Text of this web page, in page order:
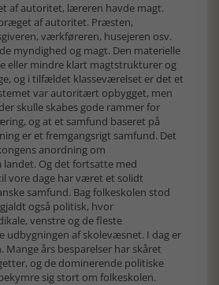
af autoritet, læreren havde magt.
af autoritet. Præsten,
værkføreren, husejeren osv.
myndighed og magt. Den materielle
eller mindre klart magtstrukturer og
og i tilfældet klasseværelset er det et
var autoritært opbygget, men
skulle skabes gode rammer for
og at et samfund baseret på
er et fremgangsrigt samfund. Det
anordning om
landet. Og det fortsatte med
vore dage har været et solidt
samfund. Bag folkeskolen stod
også politisk, hvor
venstre og de fleste
udbygningen af skolevæsnet. I dag er
Mange års besparelser har skåret
og de dominerende politiske
sig stort om folkeskolen.